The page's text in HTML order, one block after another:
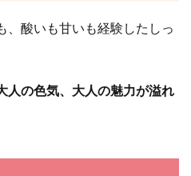
、酸いも甘いも経験したしっ
人の色気、大人の魅力が溢れ